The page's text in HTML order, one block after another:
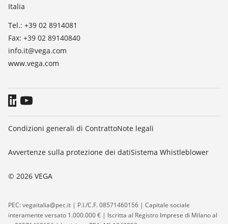
Blog
Italia
Tel.: +39 02 8914081
Fax: +39 02 89140840
info.it@vega.com
www.vega.com
© 2026 VEGA
Condizioni generali di ContrattoNote legali
Avvertenze sulla protezione dei datiSistema Whistleblower
PEC: vegaitalia@pec.it | P.I./C.F. 08571460156 | Capitale sociale
interamente versato 1.000.000 € | Iscritta al Registro Imprese di Milano al